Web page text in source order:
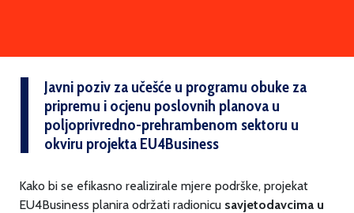
Javni poziv za učešće u programu obuke za
pripremu i ocjenu poslovnih planova u
poljoprivredno-prehrambenom sektoru u
okviru projekta EU4Business
Kako bi se efikasno realizirale mjere podrške, projekat
EU4Business planira održati radionicu savjetodavcima u